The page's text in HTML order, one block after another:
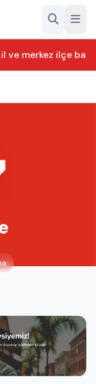
ve merkez ilçe